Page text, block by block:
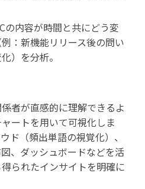
の内容が時間と共にどう変
：新機能リリース後の問い
）を分析。
者が直感的に理解できるよ
ートを用いて可視化しま
ド（頻出単語の視覚化）、
、ダッシュボードなどを活
られたインサイトを明確に